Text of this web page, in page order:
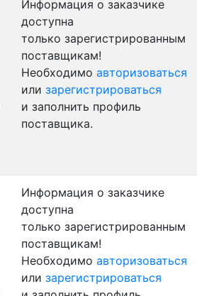
Информация о заказчике
доступна
только зарегистрированным
поставщикам!
Необходимо авторизоваться
или зарегистрироваться
и заполнить профиль
поставщика.
Информация о заказчике
доступна
только зарегистрированным
поставщикам!
Необходимо авторизоваться
или зарегистрироваться